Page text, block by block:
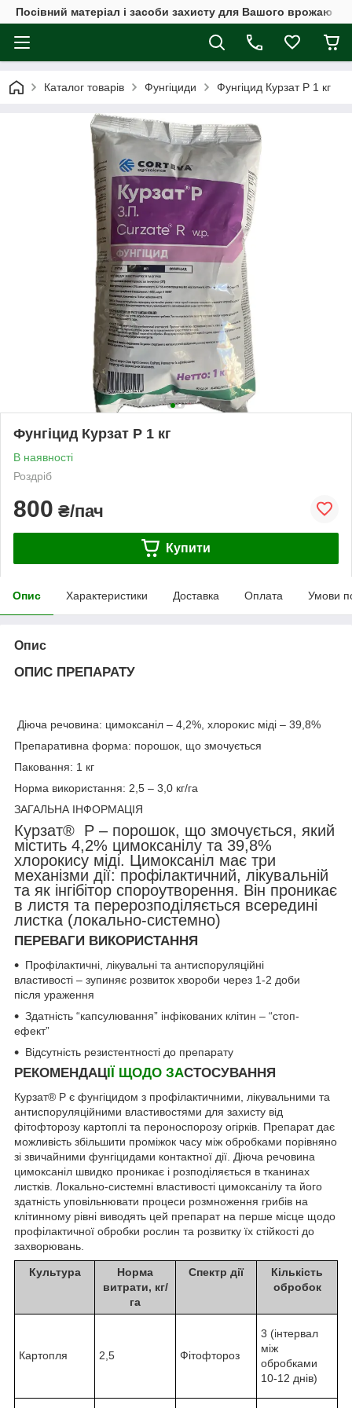
Посівний матеріал і засоби захисту для Вашого врожаю
Каталог товарів Фунгіциди Фунгіцид Курзат Р 1 кг
Фунгіцид Курзат Р 1 кг
В наявності
Роздріб
800 ₴/пач
Купити
Опис Характеристики Доставка Оплата Умови
Опис
ОПИС ПРЕПАРАТУ
Діюча речовина: цимоксаніл – 4,2%, хлорокис міді – 39,8%
Препаративна форма: порошок, що змочується
Паковання: 1 кг
Норма використання: 2,5 – 3,0 кг/га
ЗАГАЛЬНА ІНФОРМАЦІЯ
Курзат® Р – порошок, що змочується, який
містить 4,2% цимоксанілу та 39,8%
хлорокису міді. Цимоксаніл має три
механізми дії: профілактичний, лікувальній
та як інгібітор спороутворення. Він проникає
в листя та перерозподіляється всередині
листка (локально-системно)
ПЕРЕВАГИ ВИКОРИСТАННЯ
Профілактичні, лікувальні та антиспоруляційні
властивості – зупиняє розвиток хвороби через 1-2 доби
після ураження
Здатність “капсулювання” інфікованих клітин – “стоп-
ефект”
Відсутність резистентності до препарату
РЕКОМЕНДАЦІЇ ЩОДО ЗАСТОСУВАННЯ
Курзат® Р є фунгіцидом з профілактичними, лікувальними та
антиспоруляційними властивостями для захисту від
фітофторозу картоплі та пероноспорозу огірків. Препарат дає
можливість збільшити проміжок часу між обробками порівняно
зі звичайними фунгіцидами контактної дії. Діюча речовина
цимоксаніл швидко проникає і розподіляється в тканинах
листків. Локально-системні властивості цимоксанілу та його
здатність уповільнювати процеси розмноження грибів на
клітинному рівні виводять цей препарат на перше місце щодо
профілактичної обробки рослин та розвитку їх стійкості до
захворювань.
Культура
Норма
витрати, кг/
га
Спектр дії
Кількість
обробок
Картопля 2,5 Фітофтороз
3 (інтервал
між
обробками
10-12 днів)